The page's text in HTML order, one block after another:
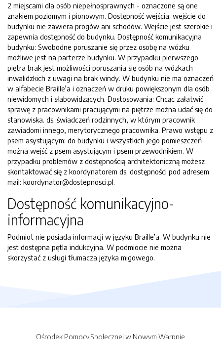
2 miejscami dla osób niepełnosprawnych - oznaczone są one
znakiem poziomym i pionowym. Dostępność wejścia: wejście do
budynku nie zawiera progów ani schodów. Wejście jest szerokie i
zapewnia dostępność do budynku. Dostępność komunikacyjna
budynku: Swobodne poruszanie się przez osobę na wózku
możliwe jest na parterze budynku. W przypadku pierwszego
piętra brak jest możliwości poruszania się osób na wózkach
inwalidzkich z uwagi na brak windy. W budynku nie ma oznaczeń
w alfabecie Braille’a i oznaczeń w druku powiększonym dla osób
niewidomych i słabowidzących. Dostosowania: Chcąc załatwić
sprawę z pracownikami pracującymi na piętrze można udać się do
stanowiska. ds. świadczeń rodzinnych, w którym pracownik
zawiadomi innego, merytorycznego pracownika. Prawo wstępu z
psem asystującym: do budynku i wszystkich jego pomieszczeń
można wejść z psem asystującym i psem przewodnikiem. W
przypadku problemów z dostępnością architektoniczną możesz
skontaktować się z koordynatorem ds. dostępności pod adresem
mail: koordynator@dostepnosci.pl.
Dostępność komunikacyjno-
informacyjna
Podmiot nie posiada informacji w języku Braille’a. W budynku nie
jest dostępna pętla indukcyjna. W podmiocie nie można
skorzystać z usługi tłumacza języka migowego.
Ośrodek Pomocy Społecznej w Nowym Warpnie